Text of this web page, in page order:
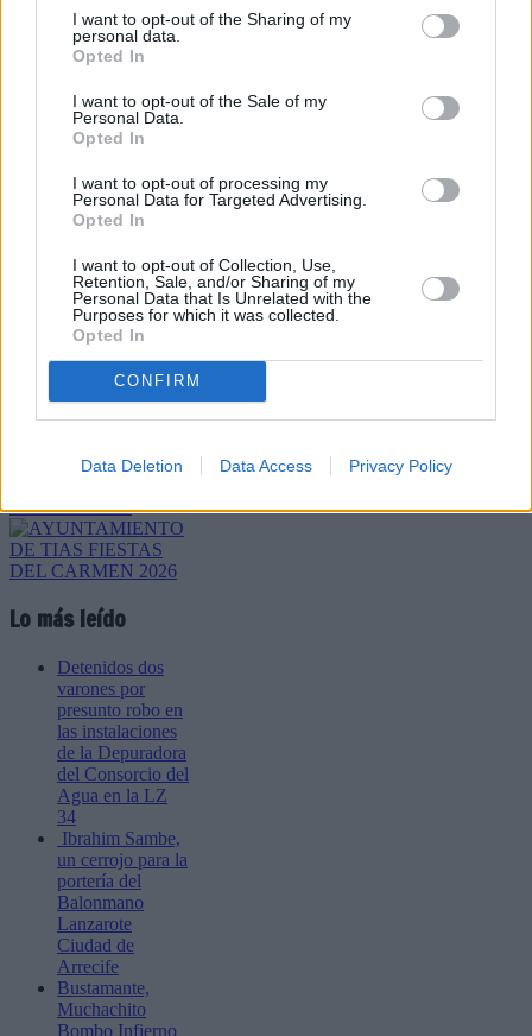
I want to opt-out of the Sharing of my
personal data.
Opted In
I want to opt-out of the Sale of my
Personal Data.
Opted In
I want to opt-out of processing my
Personal Data for Targeted Advertising.
Opted In
I want to opt-out of Collection, Use,
Retention, Sale, and/or Sharing of my
Personal Data that Is Unrelated with the
Purposes for which it was collected.
Opted In
CONFIRM
Data Deletion Data Access Privacy Policy
Refescar
JComments
PUBLICIDAD
Lo más leído
Detenidos dos
varones por
presunto robo en
las instalaciones
de la Depuradora
del Consorcio del
Agua en la LZ
34
Ibrahim Sambe,
un cerrojo para la
portería del
Balonmano
Lanzarote
Ciudad de
Arrecife
Bustamante,
Muchachito
Bombo Infierno